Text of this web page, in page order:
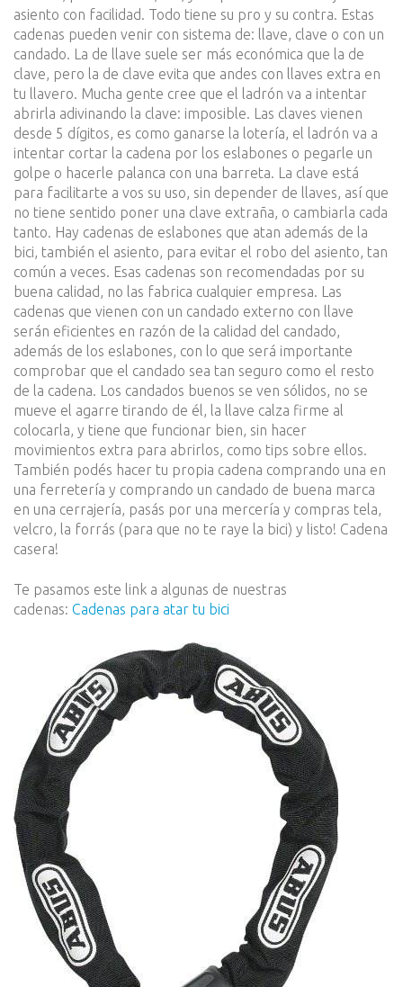
asiento con facilidad. Todo tiene su pro y su contra. Estas
cadenas pueden venir con sistema de: llave, clave o con un
candado. La de llave suele ser más económica que la de
clave, pero la de clave evita que andes con llaves extra en
tu llavero. Mucha gente cree que el ladrón va a intentar
abrirla adivinando la clave: imposible. Las claves vienen
desde 5 dígitos, es como ganarse la lotería, el ladrón va a
intentar cortar la cadena por los eslabones o pegarle un
golpe o hacerle palanca con una barreta. La clave está
para facilitarte a vos su uso, sin depender de llaves, así que
no tiene sentido poner una clave extraña, o cambiarla cada
tanto. Hay cadenas de eslabones que atan además de la
bici, también el asiento, para evitar el robo del asiento, tan
común a veces. Esas cadenas son recomendadas por su
buena calidad, no las fabrica cualquier empresa. Las
cadenas que vienen con un candado externo con llave
serán eficientes en razón de la calidad del candado,
además de los eslabones, con lo que será importante
comprobar que el candado sea tan seguro como el resto
de la cadena. Los candados buenos se ven sólidos, no se
mueve el agarre tirando de él, la llave calza firme al
colocarla, y tiene que funcionar bien, sin hacer
movimientos extra para abrirlos, como tips sobre ellos.
También podés hacer tu propia cadena comprando una en
una ferretería y comprando un candado de buena marca
en una cerrajería, pasás por una mercería y compras tela,
velcro, la forrás (para que no te raye la bici) y listo! Cadena
casera!
Te pasamos este link a algunas de nuestras
cadenas: Cadenas para atar tu bici